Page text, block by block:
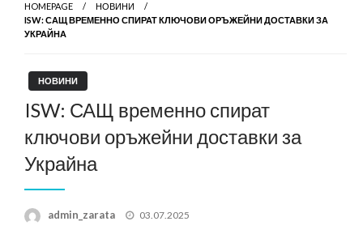
HOMEPAGE
НОВИНИ
ISW: САЩ ВРЕМЕННО СПИРАТ КЛЮЧОВИ ОРЪЖЕЙНИ ДОСТАВКИ ЗА
УКРАЙНА
НОВИНИ
ISW: САЩ временно спират
ключови оръжейни доставки за
Украйна
admin_zarata
Posted
03.07.2025